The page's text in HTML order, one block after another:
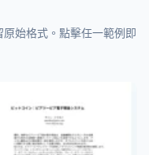
始格式。點擊任一範例即